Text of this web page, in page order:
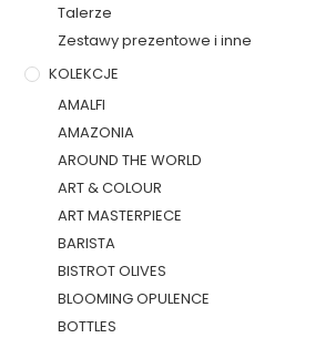
Talerze
Zestawy prezentowe i inne
KOLEKCJE
AMALFI
AMAZONIA
AROUND THE WORLD
ART & COLOUR
ART MASTERPIECE
BARISTA
BISTROT OLIVES
BLOOMING OPULENCE
BOTTLES